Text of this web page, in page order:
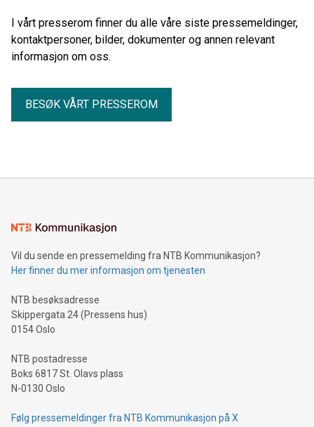
I vårt presserom finner du alle våre siste pressemeldinger,
kontaktpersoner, bilder, dokumenter og annen relevant
informasjon om oss.
BESØK VÅRT PRESSEROM
Vil du sende en pressemelding fra NTB Kommunikasjon?
Her finner du mer informasjon om tjenesten
NTB besøksadresse
Skippergata 24 (Pressens hus)
0154 Oslo
NTB postadresse
Boks 6817 St. Olavs plass
N-0130 Oslo
Følg pressemeldinger fra NTB Kommunikasjon på X